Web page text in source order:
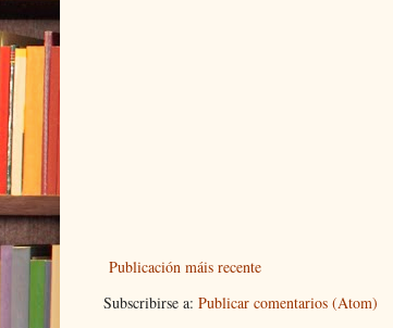
Publicación máis recente
Subscribirse a: Publicar comentarios (Atom)